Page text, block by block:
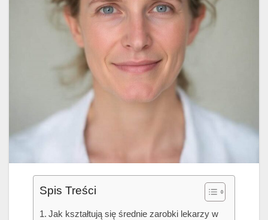
Spis Treści
Jak kształtują się średnie zarobki lekarzy w